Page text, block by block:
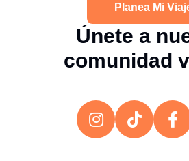
Planea Mi
Únete a
comunidad